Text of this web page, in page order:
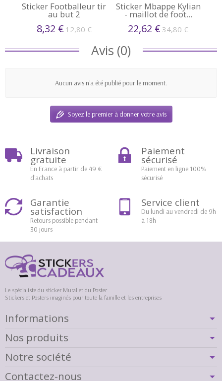
Sticker Footballeur tir
au but 2
8,32 €12,80 €
Sticker Mbappe Kylian
- maillot de foot...
22,62 € 34,80 €
Avis (0)
Aucun avis n'a été publié pour le moment.
Soyez le premier à donner votre avis
Livraison
gratuite
En France à partir de 49 €
d'achats
Paiement
sécurisé
Paiement en ligne 100%
sécurisé
Garantie
satisfaction
Retours possible pendant
30 jours
Service client
Du lundi au vendredi de 9h
à 18h
Le spécialiste du sticker Mural et du Poster
Stickers et Posters imaginés pour toute la famille et les entreprises
Informations
Nos produits
Notre société
Contactez-nous